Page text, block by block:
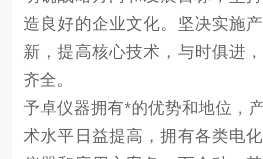
造良好的企业文化。坚决实施
新，提高核心技术，与时俱进
齐全。
予卓仪器拥有*的优势和地位，
术水平日益提高，拥有各类电